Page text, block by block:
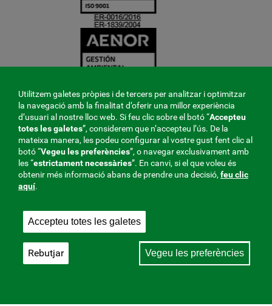
Utilitzem galetes pròpies i de tercers per analitzar i optimitzar
la navegació amb la finalitat d’oferir una millor experiència
d’usuari al nostre lloc web. Si feu clic sobre el botó “Accepteu
totes les galetes”, considerem que n’accepteu l’ús. De la
mateixa manera, les podeu configurar al vostre gust fent clic al
botó “Vegeu les preferències”, o navegar exclusivament amb
les “estrictamentnecessàries”. En canvi, si el que voleu és
obtenir més informació abans de prendre una decisió, feu clic
aquí.
Accepteu totes les galetes
Vegeu les preferències
Rebutjar